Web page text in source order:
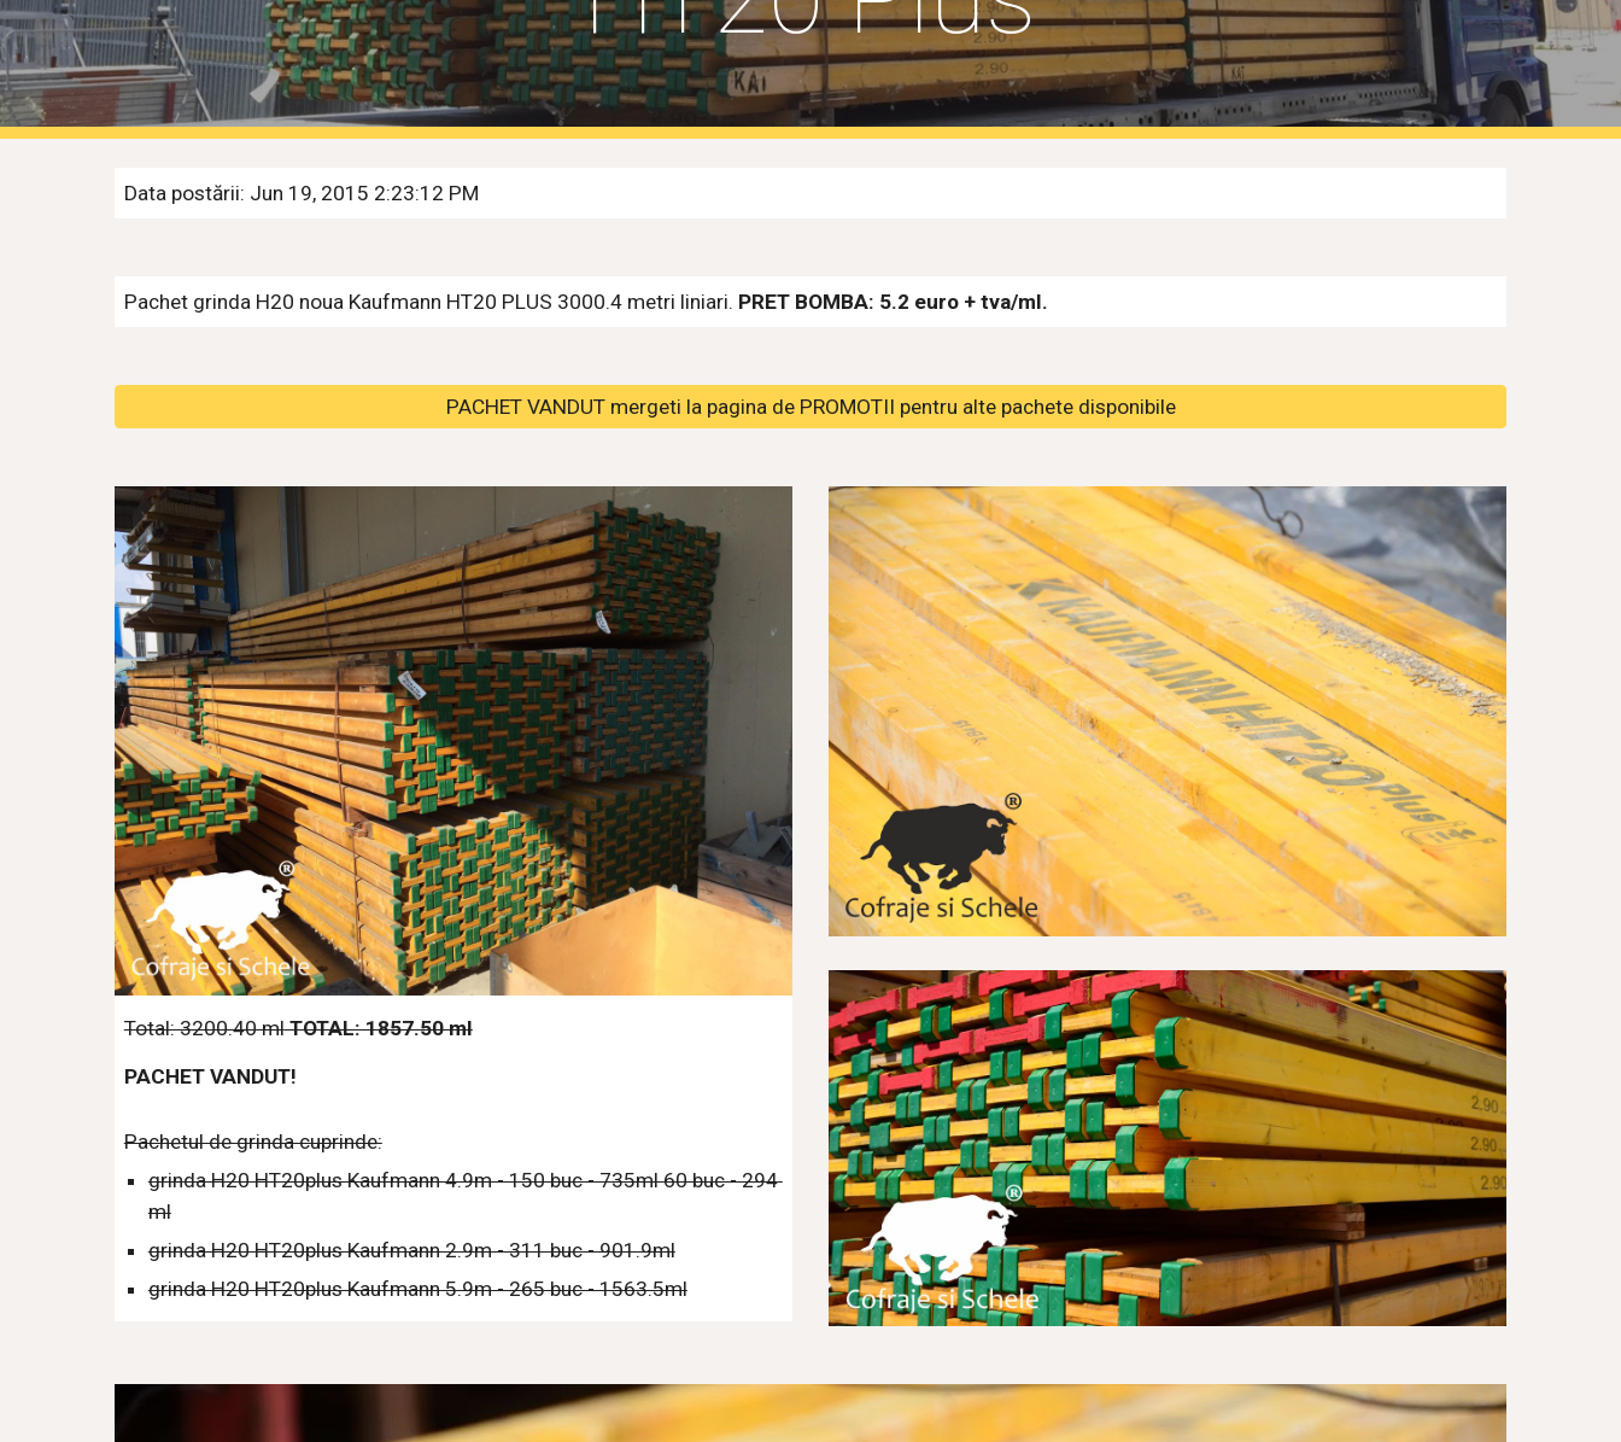
Data postării: Jun 19, 2015 2:23:12 PM
Pachet grinda H20 noua Kaufmann HT20 PLUS 3000.4 metri liniari. PRET BOMBA: 5.2 euro + tva/ml.
PACHET VANDUT mergeti la pagina de PROMOTII pentru alte pachete disponibile
Total: 3200.40 ml TOTAL: 1857.50 ml
PACHET VANDUT!
Pachetul de grinda cuprinde:
grinda H20 HT20plus Kaufmann 4.9m - 150 buc - 735ml 60 buc - 294
ml
grinda H20 HT20plus Kaufmann 2.9m - 311 buc - 901.9ml
grinda H20 HT20plus Kaufmann 5.9m - 265 buc - 1563.5ml